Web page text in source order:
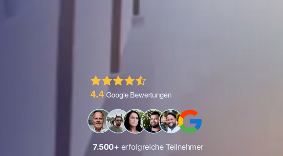
4.4Google Bewertungen
7.500+ erfolgreiche Teilnehmer